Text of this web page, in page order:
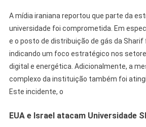
A mídia iraniana reportou que parte da
universidade foi comprometida. Em
e o posto de distribuição de gás da
indicando um foco estratégico nos
digital e energética. Adicionalmente, a
complexo da instituição também foi
Este incidente, o
EUA e Israel atacam Universidade